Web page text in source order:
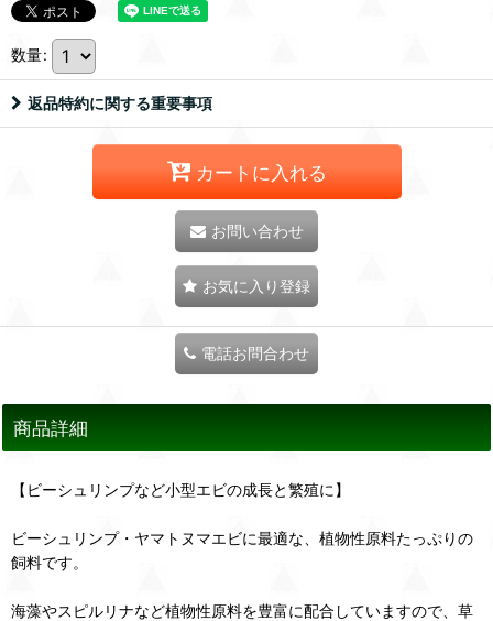
数量:
返品特約に関する重要事項
カートに入れる
お問い合わせ
お気に入り登録
電話お問合わせ
商品詳細
【ビーシュリンプなど小型エビの成長と繁殖に】
ビーシュリンプ・ヤマトヌマエビに最適な、植物性原料たっぷりの
飼料です。
海藻やスピルリナなど植物性原料を豊富に配合していますので、草